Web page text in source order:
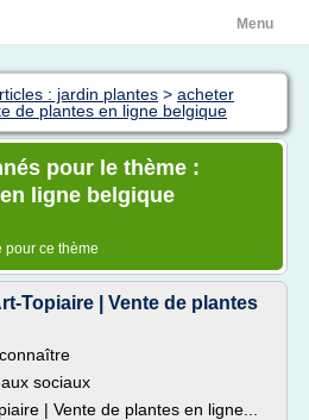
Menu
: jardin plantes > acheter
de plantes en ligne belgique
pour le thème :
ligne belgique
ce thème
Topiaire | Vente de plantes
sociaux
| Vente de plantes en ligne...